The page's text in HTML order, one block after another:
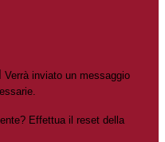
Verrà inviato un messaggio
Effettua il reset della